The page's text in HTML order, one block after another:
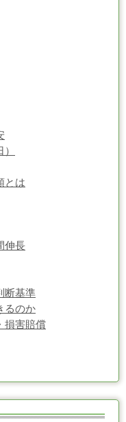
とは
伸長
断基準
るのか
損害賠償